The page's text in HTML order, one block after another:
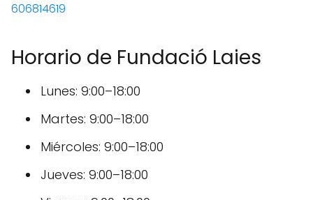
606814619
Horario de Fundació Laies
Lunes: 9:00–18:00
Martes: 9:00–18:00
Miércoles: 9:00–18:00
Jueves: 9:00–18:00